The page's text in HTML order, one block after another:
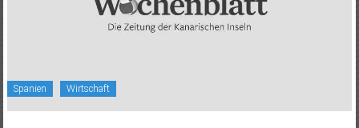
Spanien Wirtschaft